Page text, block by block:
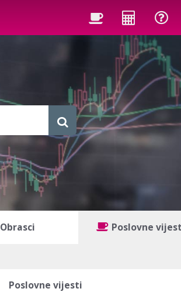
Obrasci Poslovne
Poslovne vijesti